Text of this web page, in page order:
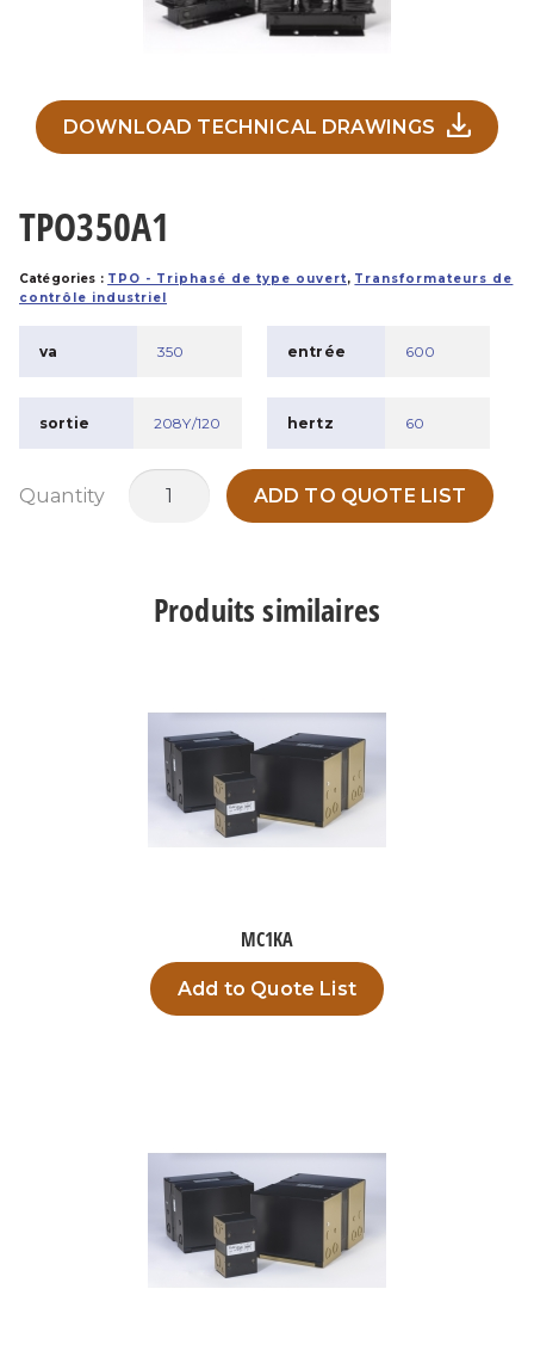
DOWNLOAD TECHNICAL DRAWINGS
TPO350A1
Catégories : TPO - Triphasé de type ouvert, Transformateurs de
contrôle industriel
va 350 entrée 600
sortie 208Y/120 hertz 60
Quantity
quantité
ADD TO QUOTE LIST
Produits similaires
MC1KA
Add to Quote List